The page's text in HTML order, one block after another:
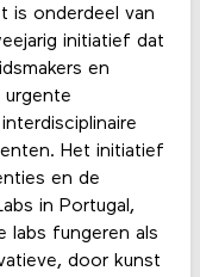
is onderdeel van
initiatief dat
en
urgente
Het initiatief
en de
in Portugal,
labs fungeren als
door kunst